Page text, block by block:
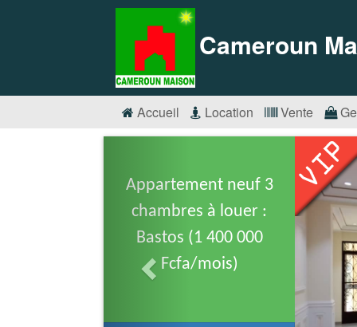
Cameroun
Accueil Location Vente
Appartement neuf 3
chambres à louer :
Bastos (1 400 000
Fcfa/mois)